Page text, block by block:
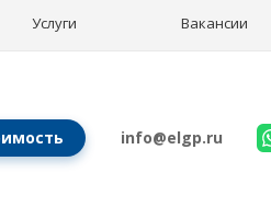
Услуги Вакансии
info@elgp.ru